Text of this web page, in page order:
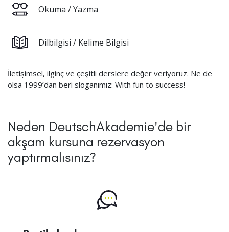
Okuma / Yazma
Dilbilgisi / Kelime Bilgisi
İletişimsel, ilginç ve çeşitli derslere değer veriyoruz. Ne de
olsa 1999’dan beri sloganımız: With fun to success!
Neden DeutschAkademie'de bir
akşam kursuna rezervasyon
yaptırmalısınız?